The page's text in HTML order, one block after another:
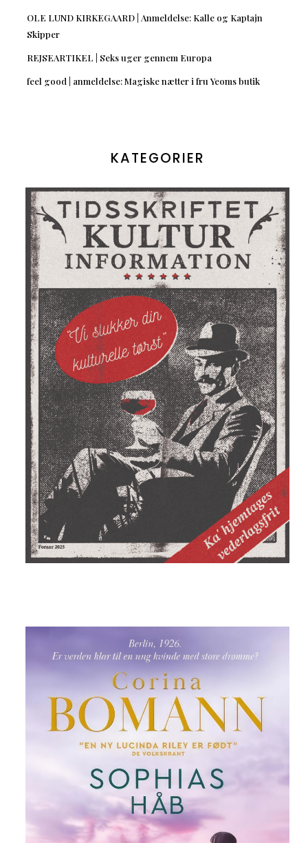
OLE LUND KIRKEGAARD | Anmeldelse: Kalle og Kaptajn
Skipper
REJSEARTIKEL | Seks uger gennem Europa
feel good | anmeldelse: Magiske nætter i fru Yeoms butik
KATEGORIER